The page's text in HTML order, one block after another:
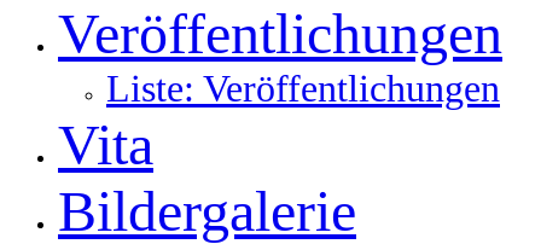
Veröffentlichungen
Liste: Veröffentlichungen
Vita
Bildergalerie